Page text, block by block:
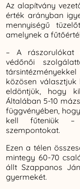
Az alapítvány
érték arányban
mennyiségű
amelynek a
– A rászorulókat
védőnői
közösen választjuk
eldöntjük, hogy
Általában 5-10
függvényében,
kell fűteniük –
szempontokat.
Ezen a télen
mintegy 60-70
állt Szappanos
gyermekét.